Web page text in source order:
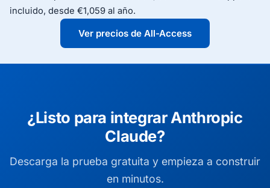
ejemplos apuntan a Claude 3.5 Sonnet, Haiku y
Opus, y se puede pasar cualquier id de modelo
que exponga Anthropic.
incluido, desde €1,059 al año.
Ver precios de All-Access
¿Listo para integrar Anthropic
Claude?
Descarga la prueba gratuita y empieza a construir
en minutos.